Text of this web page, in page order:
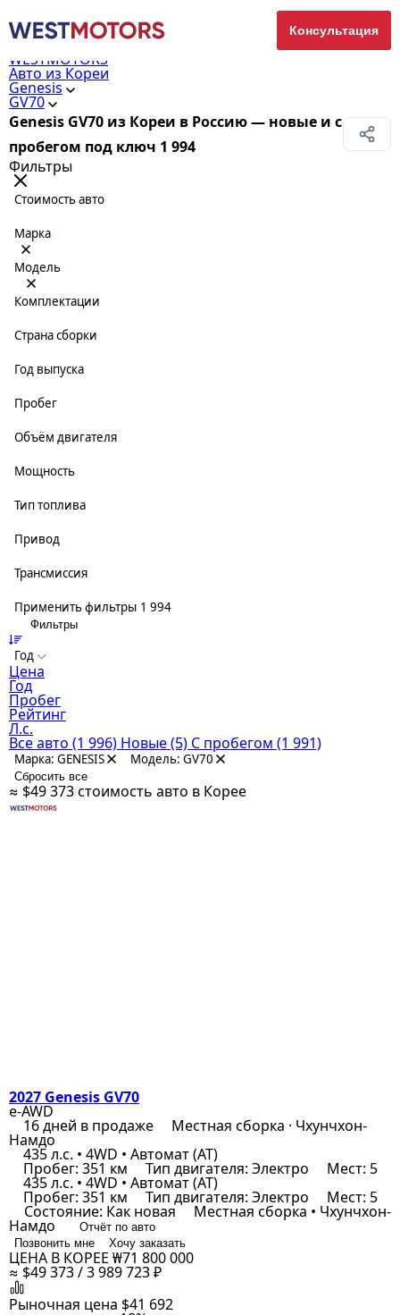
Консультация
WESTMOTORS
Авто из Кореи
Genesis
GV70
Genesis GV70 из Кореи в Россию — новые и с
пробегом под ключ 1 994
Фильтры
Стоимость авто
Марка
Модель
Комплектации
Страна сборки
Год выпуска
Пробег
Объём двигателя
Мощность
Тип топлива
Привод
Трансмиссия
Применить фильтры 1 994
Фильтры
Год
Цена
Год
Пробег
Рейтинг
Л.с.
Все авто (1 996) Новые(5) С пробегом (1 991)
Марка: GENESIS Модель: GV70
Сбросить все
≈ $49 373стоимость авто в Корее
2027 Genesis GV70
e-AWD
16 дней в продаже Местная сборка · Чхунчхон-
Намдо
435 л.с. • 4WD • Автомат (AT)
Пробег: 351 км Тип двигателя: Электро Мест: 5
435 л.с. • 4WD • Автомат (AT)
Пробег: 351 км Тип двигателя: Электро Мест: 5
Состояние: Как новая Местная сборка • Чхунчхон-
Намдо
Отчёт по авто
Позвонить мне
Хочу заказать
ЦЕНА В КОРЕЕ ₩71 800 000
≈ $49 373 / 3 989 723 ₽
Рыночная цена $41 692